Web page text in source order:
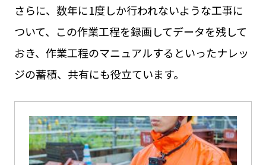
さらに、数年に1度しか行われないような工事に
ついて、この作業工程を録画してデータを残して
おき、作業工程のマニュアルするといったナレッ
ジの蓄積、共有にも役立ています。